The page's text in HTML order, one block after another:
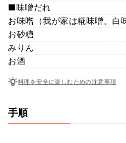
■味噌だれ
お味噌（我が家は糀味噌。白
お砂糖
みりん
お酒
料理を安全に楽しむための注意事項
手順